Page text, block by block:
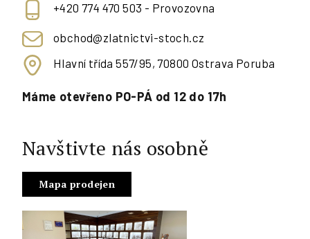
+420 774 470 503 - Provozovna
obchod@zlatnictvi-stoch.cz
Hlavní třída 557/95, 70800 Ostrava Poruba
Máme otevřeno PO-PÁ od 12 do 17h
Navštivte nás osobně
Mapa prodejen